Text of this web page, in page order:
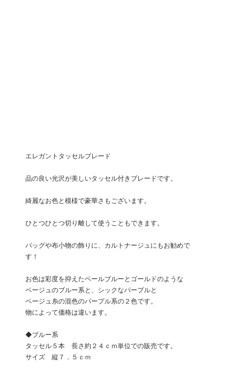
エレガントタッセルブレード
品の良い光沢が美しいタッセル付きブレードです。
綺麗なお色と模様で豪華さもございます。
ひとつひとつ切り離して使うこともできます。
バッグや布小物の飾りに、カルトナージュにもお勧めで
す！
お色は彩度を抑えたペールブルーとゴールドのような
ベージュのブルー系と、シックなパープルと
ベージュ糸の混色のパープル系の２色です。
物によって価格は違います。
◆ブルー系
タッセル５本 長さ約２４ｃｍ単位での販売です。
サイズ 縦７．５ｃｍ